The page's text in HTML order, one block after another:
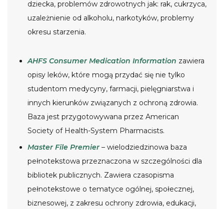
dziecka, problemów zdrowotnych jak: rak, cukrzyca,
uzależnienie od alkoholu, narkotyków, problemy
okresu starzenia.
AHFS Consumer Medication Information zawiera
opisy leków, które mogą przydać się nie tylko
studentom medycyny, farmacji, pielęgniarstwa i
innych kierunków związanych z ochroną zdrowia.
Baza jest przygotowywana przez American
Society of Health-System Pharmacists.
Master File Premier– wielodziedzinowa baza
pełnotekstowa przeznaczona w szczególności dla
bibliotek publicznych. Zawiera czasopisma
pełnotekstowe o tematyce ogólnej, społecznej,
biznesowej, z zakresu ochrony zdrowia, edukacji,